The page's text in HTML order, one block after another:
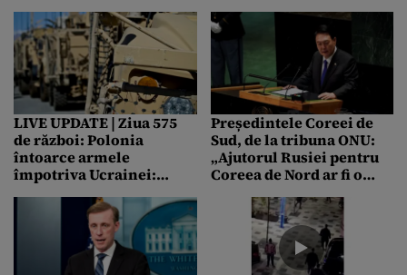
Ucrainei!
LIVE UPDATE | Ziua 575
de război: Polonia
întoarce armele
împotriva Ucrainei:
Varșovia! / Dispute
aprinse la ONU
Președintele Coreei de
Sud, de la tribuna ONU:
„Ajutorul Rusiei pentru
Coreea de Nord ar fi o
vom răspunde”